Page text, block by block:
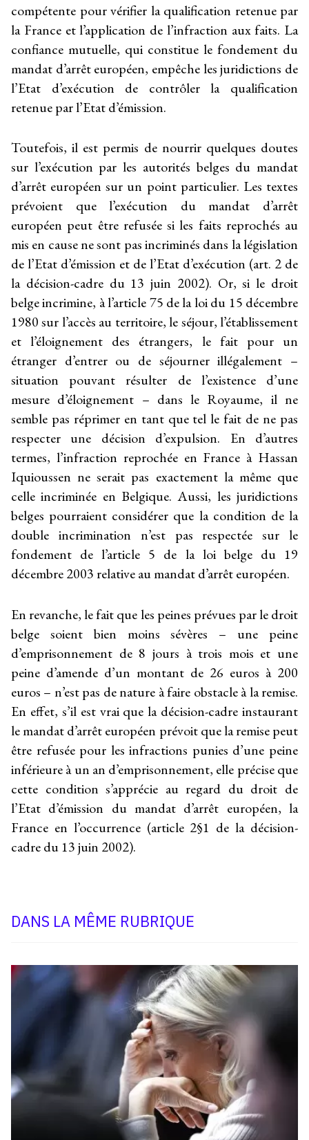
compétente pour vérifier la qualification retenue par
la France et l’application de l’infraction aux faits. La
confiance mutuelle, qui constitue le fondement du
mandat d’arrêt européen, empêche les juridictions de
l’Etat d’exécution de contrôler la qualification
retenue par l’Etat d’émission.
Toutefois, il est permis de nourrir quelques doutes
sur l’exécution par les autorités belges du mandat
d’arrêt européen sur un point particulier. Les textes
prévoient que l’exécution du mandat d’arrêt
européen peut être refusée si les faits reprochés au
mis en cause ne sont pas incriminés dans la législation
de l’Etat d’émission et de l’Etat d’exécution (art. 2 de
la décision-cadre du 13 juin 2002). Or, si le droit
belge incrimine, à l’article 75 de la loi du 15 décembre
1980 sur l’accès au territoire, le séjour, l’établissement
et l’éloignement des étrangers, le fait pour un
étranger d’entrer ou de séjourner illégalement –
situation pouvant résulter de l’existence d’une
mesure d’éloignement – dans le Royaume, il ne
semble pas réprimer en tant que tel le fait de ne pas
respecter une décision d’expulsion. En d’autres
termes, l’infraction reprochée en France à Hassan
Iquioussen ne serait pas exactement la même que
celle incriminée en Belgique. Aussi, les juridictions
belges pourraient considérer que la condition de la
double incrimination n’est pas respectée sur le
fondement de l’article 5 de la loi belge du 19
décembre 2003 relative au mandat d’arrêt européen.
En revanche, le fait que les peines prévues par le droit
belge soient bien moins sévères – une peine
d’emprisonnement de 8 jours à trois mois et une
peine d’amende d’un montant de 26 euros à 200
euros – n’est pas de nature à faire obstacle à la remise.
En effet, s’il est vrai que la décision-cadre instaurant
le mandat d’arrêt européen prévoit que la remise peut
être refusée pour les infractions punies d’une peine
inférieure à un an d’emprisonnement, elle précise que
cette condition s’apprécie au regard du droit de
l’Etat d’émission du mandat d’arrêt européen, la
France en l’occurrence (article 2§1 de la décision-
cadre du 13 juin 2002).
DANS LA MÊME RUBRIQUE